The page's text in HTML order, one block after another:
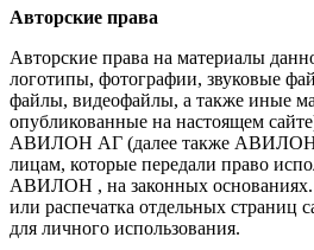
Авторские права
Авторские права на материалы
логотипы, фотографии, звуковые
файлы, видеофайлы, а также иные
опубликованные на настоящем
АВИЛОН АГ (далее также
лицам, которые передали право
АВИЛОН , на законных
или распечатка отдельных страниц
для личного использования.